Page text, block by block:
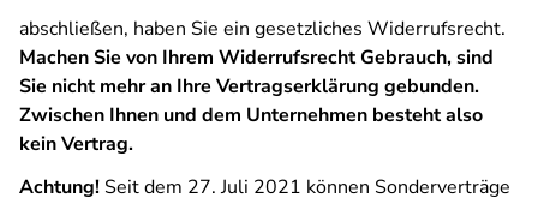
abschließen, haben Sie ein gesetzliches Widerrufsrecht.
Machen Sie von Ihrem Widerrufsrecht Gebrauch, sind
Sie nicht mehr an Ihre Vertragserklärung gebunden.
Zwischen Ihnen und dem Unternehmen besteht also
kein Vertrag.
Achtung! Seit dem 27. Juli 2021 können Sonderverträge